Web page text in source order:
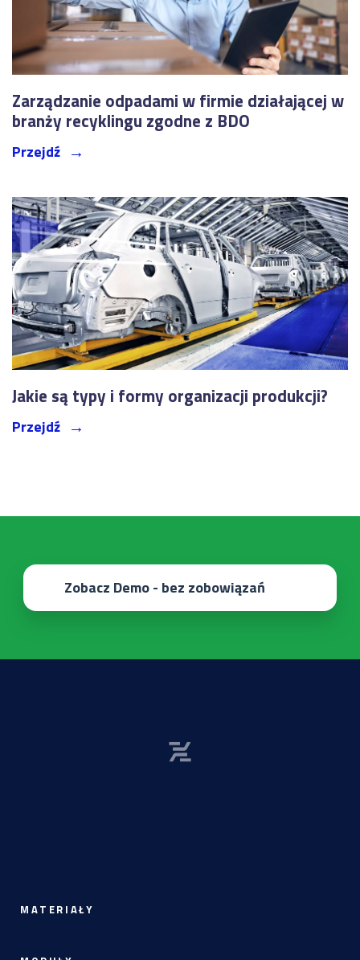
Zarządzanie odpadami w firmie działającej w
branży recyklingu zgodne z BDO
Przejdź
Jakie są typy i formy organizacji produkcji?
Przejdź
Zobacz Demo - bez zobowiązań
MATERIAŁY